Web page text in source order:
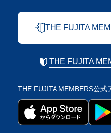
THE FUJITA
THE FUJITA
THE FUJITA MEMBERS公式